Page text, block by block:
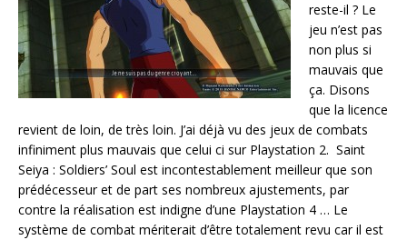
reste-il ? Le
jeu n’est pas
non plus si
mauvais que
ça. Disons
que la licence
revient de loin, de très loin. J’ai déjà vu des jeux de combats
infiniment plus mauvais que celui ci sur Playstation 2. Saint
Seiya : Soldiers’ Soul est incontestablement meilleur que son
prédécesseur et de part ses nombreux ajustements, par
contre la réalisation est indigne d’une Playstation 4 … Le
système de combat mériterait d’être totalement revu car il est